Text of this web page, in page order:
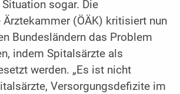
sogar. Die
Ärztekammer (ÖÄK) kritisiert nun
Bundesländern das Problem
indem Spitalsärzte als
werden. „Es ist nicht
Versorgungsdefizite im